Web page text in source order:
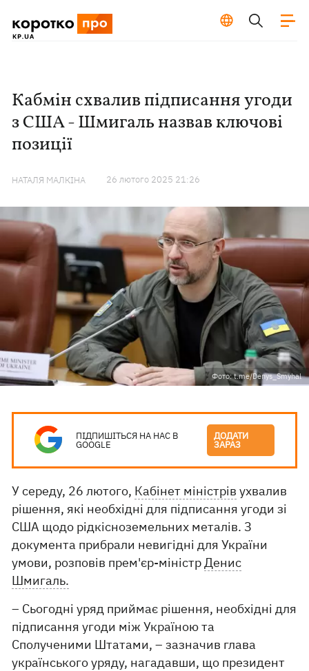
Кабмін схвалив підписання угоди
з США - Шмигаль назвав ключові
позиції
НАТАЛЯ МАЛКІНА 26 лютого 2025 21:26
Фото: t.me/Denys_Smyhal
ПІДПИШІТЬСЯ НА НАС В
GOOGLE
ДОДАТИ
ЗАРАЗ
У середу, 26 лютого, Кабінет міністрів ухвалив
рішення, які необхідні для підписання угоди зі
США щодо рідкісноземельних металів. З
документа прибрали невигідні для України
умови, розповів прем'єр-міністрДенис
Шмигаль.
– Сьогодні уряд приймає рішення, необхідні для
підписання угоди між Україною та
Сполученими Штатами, – зазначив глава
українського уряду, нагадавши, що президент